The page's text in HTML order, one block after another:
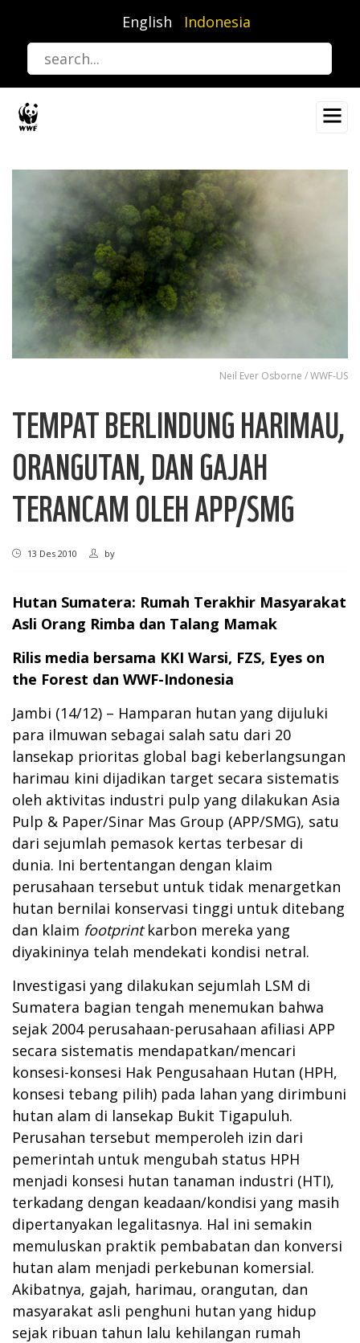
utama
English Indonesia
Neil Ever Osborne / WWF-US
TEMPAT BERLINDUNG HARIMAU,
ORANGUTAN, DAN GAJAH
TERANCAM OLEH APP/SMG
13 Des 2010 by
Hutan Sumatera: Rumah Terakhir Masyarakat
Asli Orang Rimba dan Talang Mamak
Rilis media bersama KKI Warsi, FZS, Eyes on
the Forest dan WWF-Indonesia
Jambi (14/12) – Hamparan hutan yang dijuluki
para ilmuwan sebagai salah satu dari 20
lansekap prioritas global bagi keberlangsungan
harimau kini dijadikan target secara sistematis
oleh aktivitas industri pulp yang dilakukan Asia
Pulp & Paper/Sinar Mas Group (APP/SMG), satu
dari sejumlah pemasok kertas terbesar di
dunia. Ini bertentangan dengan klaim
perusahaan tersebut untuk tidak menargetkan
hutan bernilai konservasi tinggi untuk ditebang
dan klaim footprintkarbon mereka yang
diyakininya telah mendekati kondisi netral.
Investigasi yang dilakukan sejumlah LSM di
Sumatera bagian tengah menemukan bahwa
sejak 2004 perusahaan-perusahaan afiliasi APP
secara sistematis mendapatkan/mencari
konsesi-konsesi Hak Pengusahaan Hutan (HPH,
konsesi tebang pilih) pada lahan yang dirimbuni
hutan alam di lansekap Bukit Tigapuluh.
Perusahan tersebut memperoleh izin dari
pemerintah untuk mengubah status HPH
menjadi konsesi hutan tanaman industri (HTI),
terkadang dengan keadaan/kondisi yang masih
dipertanyakan legalitasnya. Hal ini semakin
memuluskan praktik pembabatan dan konversi
hutan alam menjadi perkebunan komersial.
Akibatnya, gajah, harimau, orangutan, dan
masyarakat asli penghuni hutan yang hidup
sejak ribuan tahun lalu kehilangan rumah